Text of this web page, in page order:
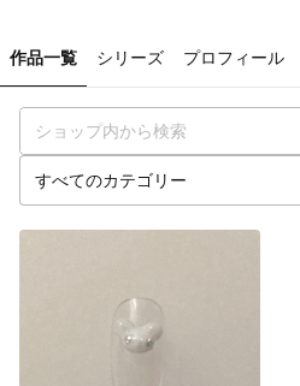
作品一覧 シリーズ プロフィール